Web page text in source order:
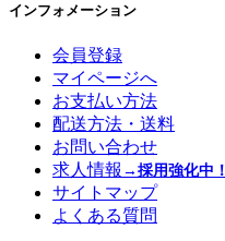
インフォメーション
会員登録
マイページへ
お支払い方法
配送方法・送料
お問い合わせ
求人情報 →採用強化中！
サイトマップ
よくある質問